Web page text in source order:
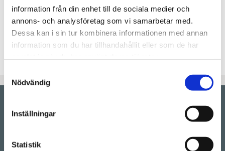
information från din enhet till de sociala medier och
annons- och analysföretag som vi samarbetar med.
Dessa kan i sin tur kombinera informationen med annan
information som du har tillhandahållit eller som de har
Nödvändig
Inställningar
Statistik
Fasad kant 3,02 lm
Hål för planlimmad spishäll 1 st
Hål för planlimmad diskho 1 st
Hål för blandare / tvålpump 1 st
Showroom by
Drop-in showroom, se aktuella öppettider på vår